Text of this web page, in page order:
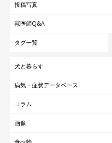
投稿写真
獣医師Q&A
タグ一覧
犬と暮らす
病気・症状データベース
コラム
画像